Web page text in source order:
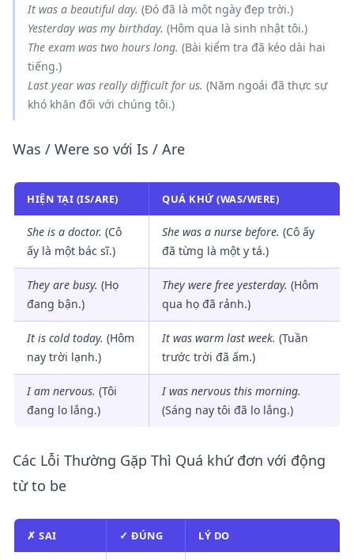
It was a beautiful day. (Đó đã là một ngày đẹp trời.)
Yesterday was my birthday. (Hôm qua là sinh nhật tôi.)
The exam was two hours long. (Bài kiểm tra đã kéo dài hai
tiếng.)
Last year was really difficult for us. (Năm ngoái đã thực sự
khó khăn đối với chúng tôi.)
Was / Were so với Is / Are
HIỆN TẠI (IS/ARE) QUÁ KHỨ (WAS/WERE)
She is a doctor. (Cô
ấy là một bác sĩ.)
She was a nurse before. (Cô ấy
đã từng là một y tá.)
They are busy. (Họ
đang bận.)
They were free yesterday. (Hôm
qua họ đã rảnh.)
It is cold today. (Hôm
nay trời lạnh.)
It was warm last week. (Tuần
trước trời đã ấm.)
Iam nervous. (Tôi
đang lo lắng.)
Iwas nervous this morning.
(Sáng nay tôi đã lo lắng.)
Các Lỗi Thường Gặp Thì Quá khứ đơn với động
từ to be
✗ SAI ✓ ĐÚNG LÝ DO